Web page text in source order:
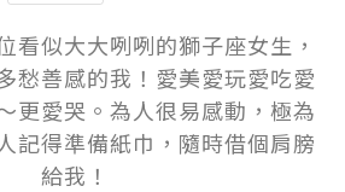
看似大大咧咧的獅子座女生，
愁善感的我！愛美愛玩愛吃愛
更愛哭。為人很易感動，極為
記得準備紙巾，隨時借個肩膀
給我！